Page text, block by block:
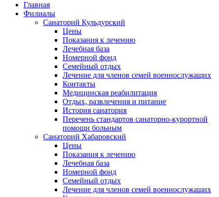
Главная
Филиалы
Санаторий Кульдурский
Цены
Показания к лечению
Лечебная база
Номерной фонд
Семейный отдых
Лечение для членов семей военнослужащих
Контакты
Медицинская реабилитация
Отдых, развлечения и питание
История санатория
Перечень стандартов санаторно-курортной
помощи больным
Санаторий Хабаровский
Цены
Показания к лечению
Лечебная база
Номерной фонд
Семейный отдых
Лечение для членов семей военнослужащих